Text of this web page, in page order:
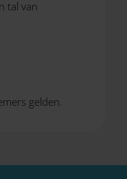
tal van
gelden.